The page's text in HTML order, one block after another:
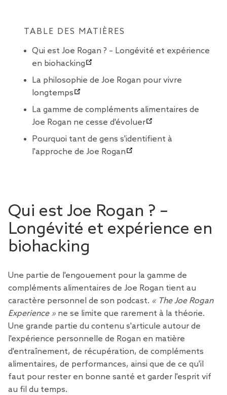
TABLE DES MATIÈRES
Qui est Joe Rogan ? – Longévité et expérience
en biohacking
La philosophie de Joe Rogan pour vivre
longtemps
La gamme de compléments alimentaires de
Joe Rogan ne cesse d'évoluer
Pourquoi tant de gens s'identifient à
l'approche de Joe Rogan
Qui est Joe Rogan ? –
Longévité et expérience en
biohacking
Une partie de l'engouement pour la gamme de
compléments alimentaires de Joe Rogan tient au
caractère personnel de son podcast. « The Joe Rogan
Experience » ne se limite que rarement à la théorie.
Une grande partie du contenu s'articule autour de
l'expérience personnelle de Rogan en matière
d'entraînement, de récupération, de compléments
alimentaires, de performances, ainsi que de ce qu'il
faut pour rester en bonne santé et garder l'esprit vif
au fil du temps.